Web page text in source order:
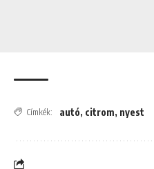
Címkék: autó, citrom, nyest